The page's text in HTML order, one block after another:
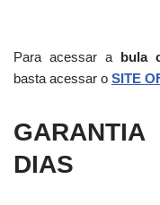
Para acessar a bula
basta acessar o SITE
DIAS